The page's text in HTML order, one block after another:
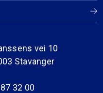
vei 10
Stavanger
32 00